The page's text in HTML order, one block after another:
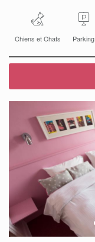
Chiens et Chats Parking